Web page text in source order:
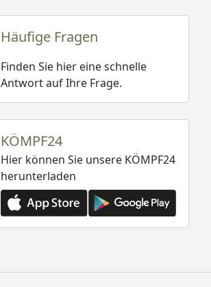
Häufige Fragen
Finden Sie hier eine schnelle
Antwort auf Ihre Frage.
KÖMPF24
Hier können Sie unsere KÖMPF24
herunterladen